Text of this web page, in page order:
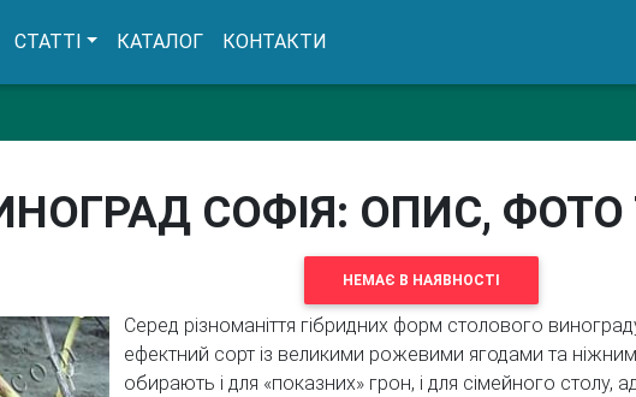
СТАТТІ КАТАЛОГ КОНТАКТИ
СОФІЯ: ОПИС, ФОТО
НЕМАЄ В НАЯВНОСТІ
Серед різноманіття гібридних форм столового
ефектний сорт із великими рожевими ягодами та
обирають і для «показних» грон, і для сімейного столу,